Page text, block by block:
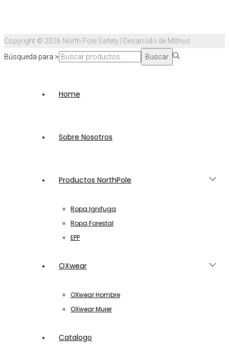
Copyright © 2026 North Pole Safety | Desarrollo de Mithos
Búsqueda para:>
Buscar
Home
Sobre Nosotros
Productos NorthPole
Ropa Ignifuga
Ropa Forestal
EPP
OXwear
OXwear Hombre
OXwear Mujer
Catalogo